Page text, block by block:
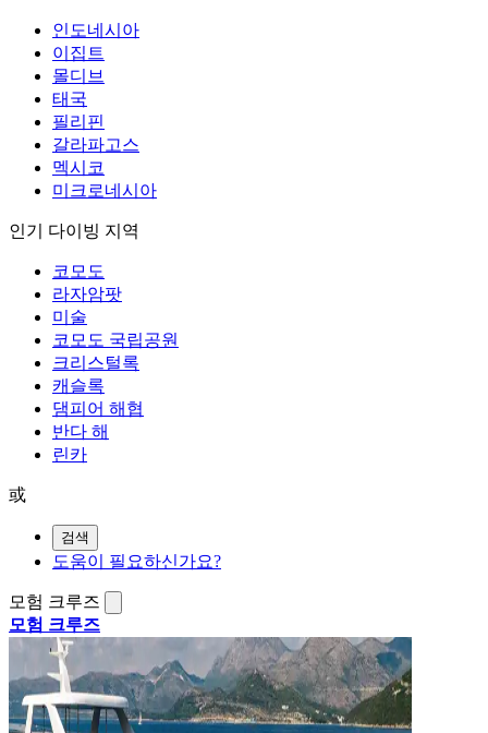
인도네시아
이집트
몰디브
태국
필리핀
갈라파고스
멕시코
미크로네시아
인기 다이빙 지역
코모도
라자암팟
미술
코모도 국립공원
크리스털록
캐슬록
댐피어 해협
반다 해
린카
或
검색
도움이 필요하신가요?
모험 크루즈
모험 크루즈